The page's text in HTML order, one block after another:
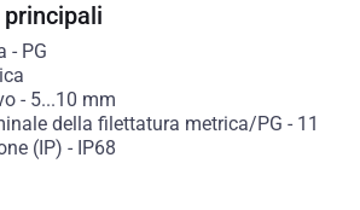
- PG
- 5...10 mm
della filettatura metrica/PG - 11
(IP) - IP68